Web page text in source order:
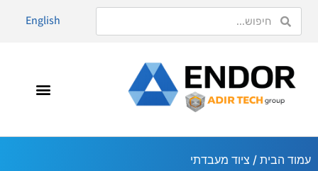
English
עמוד הבית / ציוד מעבדתי